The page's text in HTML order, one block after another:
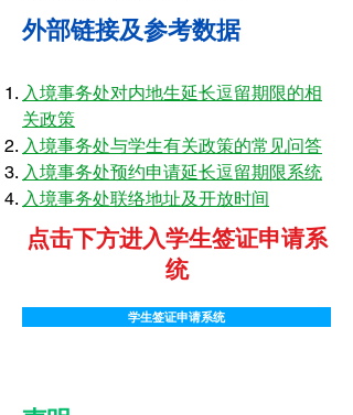
外部链接及参考数据
入境事务处对内地生延长逗留期限的相
关政策
入境事务处与学生有关政策的常见问答
入境事务处预约申请延长逗留期限系统
入境事务处联络地址及开放时间
点击下方进入学生签证申请系
统
学生签证申请系统